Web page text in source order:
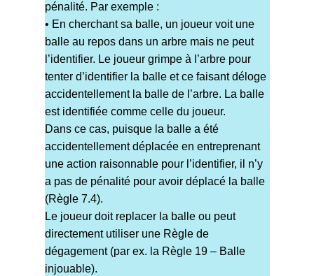
pénalité. Par exemple :
• En cherchant sa balle, un joueur voit une
balle au repos dans un arbre mais ne peut
l’identifier. Le joueur grimpe à l’arbre pour
tenter d’identifier la balle et ce faisant déloge
accidentellement la balle de l’arbre. La balle
est identifiée comme celle du joueur.
Dans ce cas, puisque la balle a été
accidentellement déplacée en entreprenant
une action raisonnable pour l’identifier, il n’y
a pas de pénalité pour avoir déplacé la balle
(Règle 7.4).
Le joueur doit replacer la balle ou peut
directement utiliser une Règle de
dégagement (par ex. la Règle 19 – Balle
injouable).